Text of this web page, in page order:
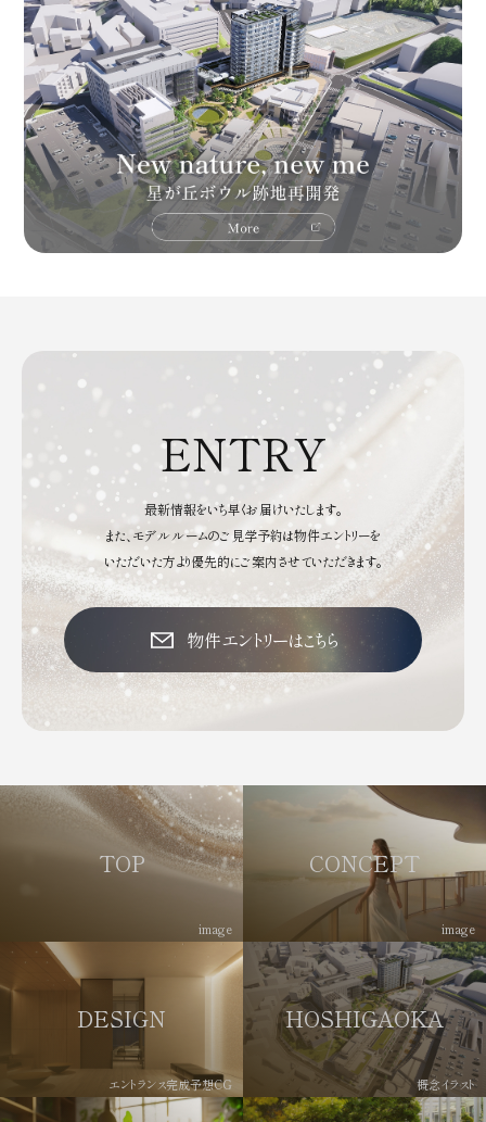
ENTRY
最新情報をいち早くお届けいたします。
また、モデルルームのご見学予約は物件エントリーを
いただいた方より優先的にご案内させていただきます。
物件エントリーはこちら
TOP
image
CONCEPT
image
DESIGN
エントランス完成予想CG
HOSHIGAOKA
概念イラスト